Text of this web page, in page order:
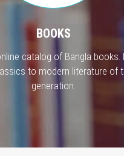
BOOKS
catalog of Bangla books.
to modern literature of
generation.